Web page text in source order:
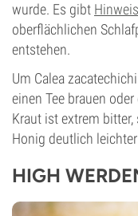
wurde. Es gibt
oberflächlichen
entstehen.
Um Calea
einen Tee brauen
Kraut ist extrem
Honig deutlich
HIGH